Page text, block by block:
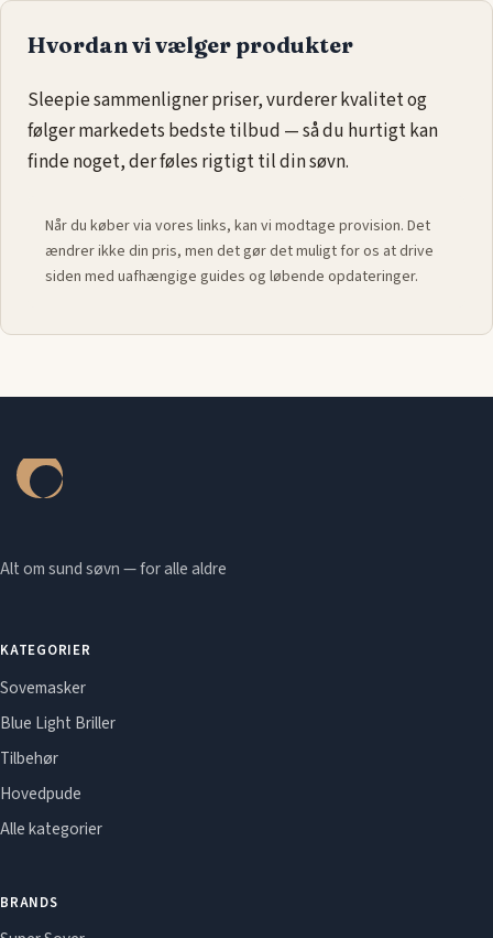
Hvordan vi vælger produkter
Sleepie sammenligner priser, vurderer kvalitet og
følger markedets bedste tilbud — så du hurtigt kan
finde noget, der føles rigtigt til din søvn.
Når du køber via vores links, kan vi modtage provision. Det
ændrer ikke din pris, men det gør det muligt for os at drive
siden med uafhængige guides og løbende opdateringer.
Alt om sund søvn — for alle aldre
KATEGORIER
Sovemasker
Blue Light Briller
Tilbehør
Hovedpude
Alle kategorier
BRANDS